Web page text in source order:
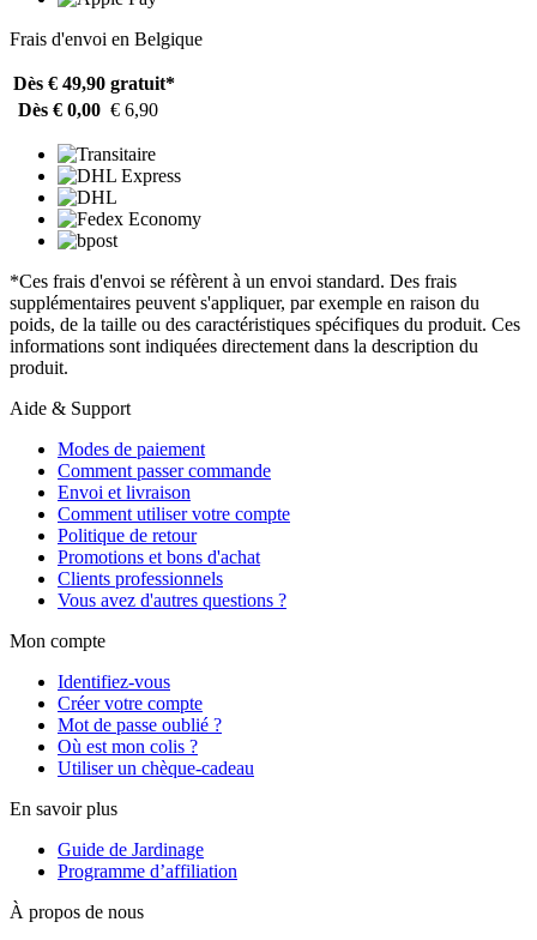
Frais d'envoi en Belgique
Dès € 49,90 gratuit*
Dès € 0,00 € 6,90
*Ces frais d'envoi se réfèrent à un envoi standard. Des frais
supplémentaires peuvent s'appliquer, par exemple en raison du
poids, de la taille ou des caractéristiques spécifiques du produit. Ces
informations sont indiquées directement dans la description du
produit.
Aide & Support
Modes de paiement
Comment passer commande
Envoi et livraison
Comment utiliser votre compte
Politique de retour
Promotions et bons d'achat
Clients professionnels
Vous avez d'autres questions ?
Mon compte
Identifiez-vous
Créer votre compte
Mot de passe oublié ?
Où est mon colis ?
Utiliser un chèque-cadeau
En savoir plus
Guide de Jardinage
Programme d’affiliation
À propos de nous